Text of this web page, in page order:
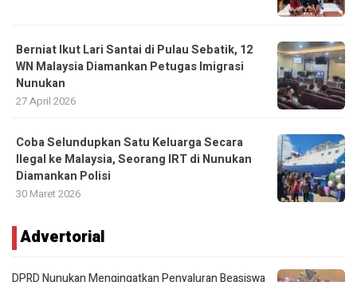
Berniat Ikut Lari Santai di Pulau Sebatik, 12
WN Malaysia Diamankan Petugas Imigrasi
Nunukan
27 April 2026
Coba Selundupkan Satu Keluarga Secara
Ilegal ke Malaysia, Seorang IRT di Nunukan
Diamankan Polisi
30 Maret 2026
Advertorial
DPRD Nunukan Mengingatkan Penyaluran Beasiswa